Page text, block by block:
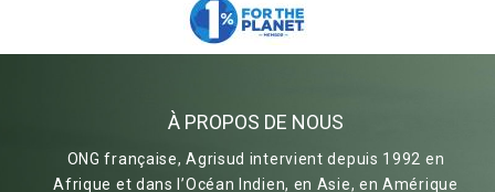
À PROPOS DE NOUS
ONG française, Agrisud intervient depuis 1992 en
Afrique et dans l’Océan Indien, en Asie, en Amérique